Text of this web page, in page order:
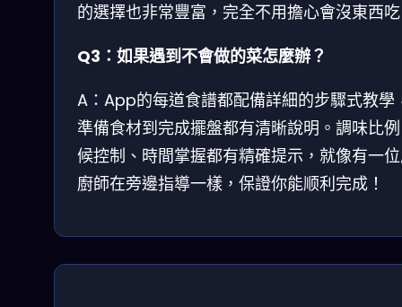
的選擇也非常豐富，完全不用擔心會沒東西
Q3：如果遇到不會做的菜怎麼辦？
A：App的每道食譜都配備詳細的步驟式教學
準備食材到完成擺盤都有清晰說明。調味比
候控制、時間掌握都有精確提示，就像有一
廚師在旁邊指導一樣，保證你能顺利完成！